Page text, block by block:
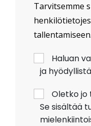
Tarvitsemme
tallentamiseen.
Haluan
ja
Oletko jo
Se sisältää